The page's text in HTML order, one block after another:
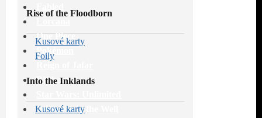
One Piece
Pokémon
Riftbound
Whispers in the Well
Rise of the Floodborn
Kusové karty
Foily
Into the Inklands
Kusové karty